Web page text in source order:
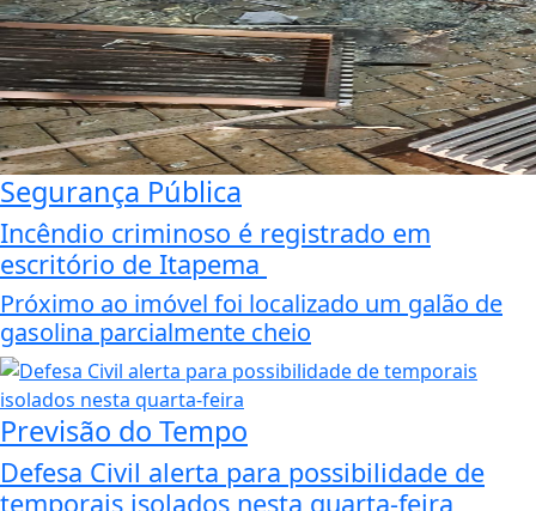
Segurança Pública
Incêndio criminoso é registrado em
escritório de Itapema
Próximo ao imóvel foi localizado um galão de
gasolina parcialmente cheio
Previsão do Tempo
Defesa Civil alerta para possibilidade de
temporais isolados nesta quarta-feira